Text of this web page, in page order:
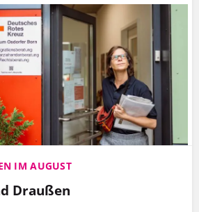
IM AUGUST
Draußen